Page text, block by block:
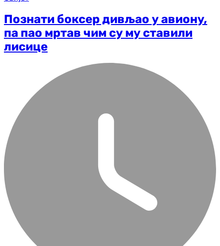
Познати боксер дивљао у авиону,
па пао мртав чим су му ставили
лисице